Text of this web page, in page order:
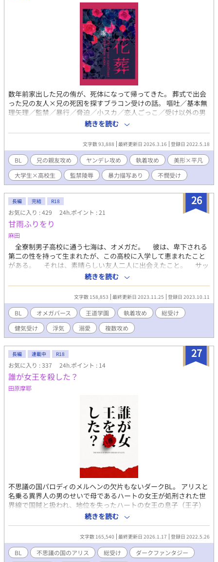
数年前家出した兄の侑が、死体になって帰ってきた。 葬式で出会
った兄の友人×兄の死因を探すブラコン受けの話。 嘔吐／基本無
理矢理／監禁／暴行／脅迫／小スカ／恋人ごっこ／受け以外の男
を抱く受け溺愛攻め等なんでも許せる方向け。
続きを読む
文字数 93,888 最終更新日 2026.3.16 登録日 2022.5.18
BL 兄の親友攻め ヤンデレ攻め 執着攻め
美形×平凡
大学生×高校生
監禁陵辱 暴力描写あり 不憫受け
26
長編 完結 R18
お気に入り : 429 24h.ポイント : 21
甘雨ふりをり
麻田
全寮制男子高校に通う七海は、オメガだ。 彼は、卑下される
第二の性を持って生まれたが、この高校に入学して恵まれたこと
がある。 それは、素晴らしい友人二人に出会えたこと。 サッ
カー部のエースである陽介、バスケ部次期キャプテンである秀
一。 何もかもに恵まれた二人は、その力を少しだけ僕に分けて
くれる。 発情期の投薬が合わず副作用がつらいと話してから、
二人は代わる代わる僕の発情期の相手をしてくれる。 こんなボ
ランティアもしてくれる優しい友人と過ごす毎日は穏やかで心地
よかった。 しかし、ある日やってきた転校生が……… 陽介、
秀一、そして新たに出会うアルファ。 三人のアルファに出会
い、七海はどのアルファを選ぶのか… **** オメガバース です
が、独自設定もややあるかもしれません。総受けです。 王道学
園内でひっそりと生きる七海がじんわりと恋する話です。 主人
公はつらい思いもします。複数の攻めと関係も持ちますので、な
んでも許せる方向けです。 少し前に書いた作品なので、ただで
さえ拙い文がもっと拙いですが、何かの足しになれば幸いです。
続きを読む
文字数 158,853 最終更新日 2023.11.25 登録日 2023.10.11
BL オメガバース 王道学園 執着攻め
総受け
健気受け
浮気 溺愛 複数攻め
27
長編 連載中 R18
お気に入り : 337 24h.ポイント : 14
誰が女王を殺した？
田原摩耶
不思議の国パロディのメルヘンの欠片もないダークBL。 アリスと
名乗る異界人の男のせいで母であるハートの女王が処刑された世
界線で国賊と扱われ、地位を失ったハートの女王の息子（王子）
総受け。 暴力描写、近親相姦、基本レイプ、嘔吐などなんでも許
せる方向け。
続きを読む
文字数 165,540 最終更新日 2026.1.17 登録日 2022.5.26
BL 不思議の国のアリス 総受け
ダークファンタジー